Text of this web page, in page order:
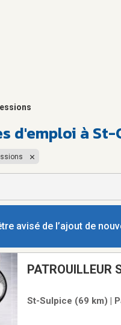
d'emploi à
avisé de l’ajout de
PATROUILLEUR
St-Sulpice (69 km) |